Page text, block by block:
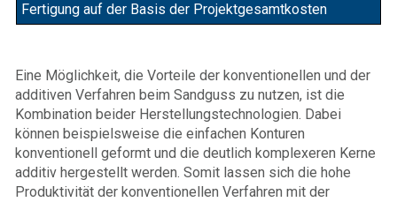
Fertigung auf der Basis der Projektgesamtkosten
Eine Möglichkeit, die Vorteile der konventionellen und der
additiven Verfahren beim Sandguss zu nutzen, ist die
Kombination beider Herstellungstechnologien. Dabei
können beispielsweise die einfachen Konturen
konventionell geformt und die deutlich komplexeren Kerne
additiv hergestellt werden. Somit lassen sich die hohe
Produktivität der konventionellen Verfahren mit der